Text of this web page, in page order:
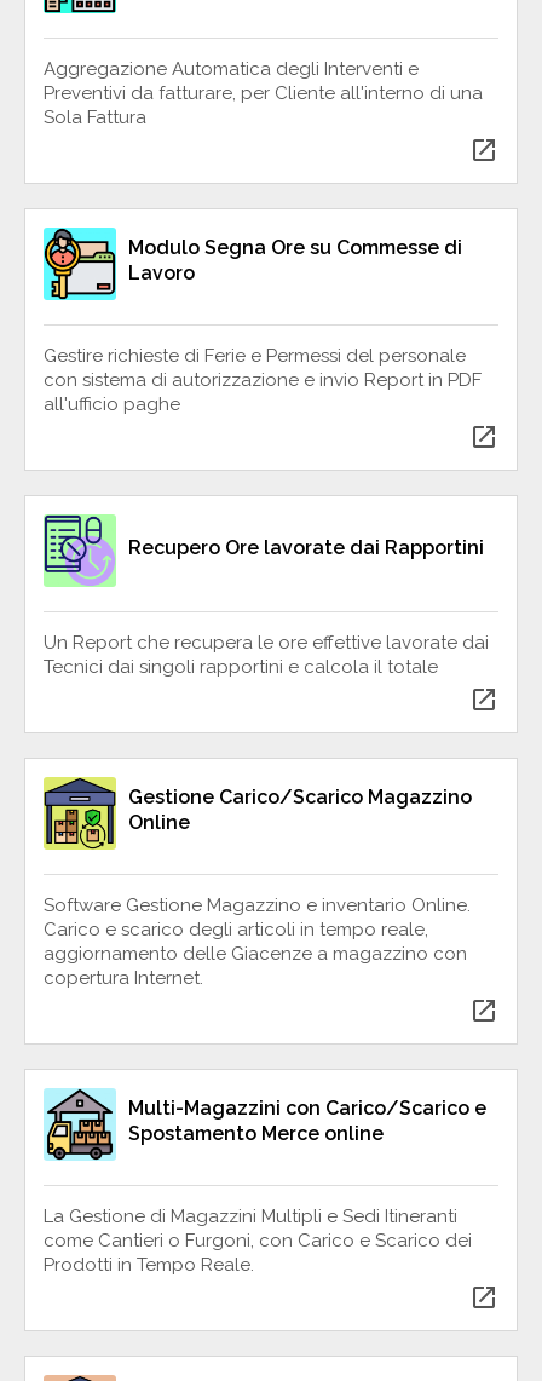
Aggregazione Automatica degli Interventi e
Preventivi da fatturare, per Cliente all'interno di una
Sola Fattura
open_in_new
Modulo Segna Ore su Commesse di
Lavoro
Gestire richieste di Ferie e Permessi del personale
con sistema di autorizzazione e invio Report in PDF
all'ufficio paghe
open_in_new
Recupero Ore lavorate dai Rapportini
Un Report che recupera le ore effettive lavorate dai
Tecnici dai singoli rapportini e calcola il totale
open_in_new
Gestione Carico/Scarico Magazzino
Online
Software Gestione Magazzino e inventario Online.
Carico e scarico degli articoli in tempo reale,
aggiornamento delle Giacenze a magazzino con
copertura Internet.
open_in_new
Multi-Magazzini con Carico/Scarico e
Spostamento Merce online
La Gestione di Magazzini Multipli e Sedi Itineranti
come Cantieri o Furgoni, con Carico e Scarico dei
Prodotti in Tempo Reale.
open_in_new